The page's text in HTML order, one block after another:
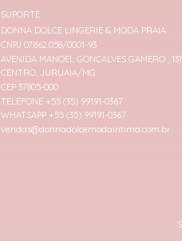
SUPORTE
DONNA DOLCE LINGERIE & MODA PRAIA
CNPJ 07.862.058/0001-93
AVENIDA MANOEL GONÇALVES GAMERO , 131
CENTRO, JURUAIA/MG
CEP 37805-000
TELEFONE +55 (35) 99191-0367
WHATSAPP +55 (35) 99191-0367
vendas@donnadolcemodaintima.com.br